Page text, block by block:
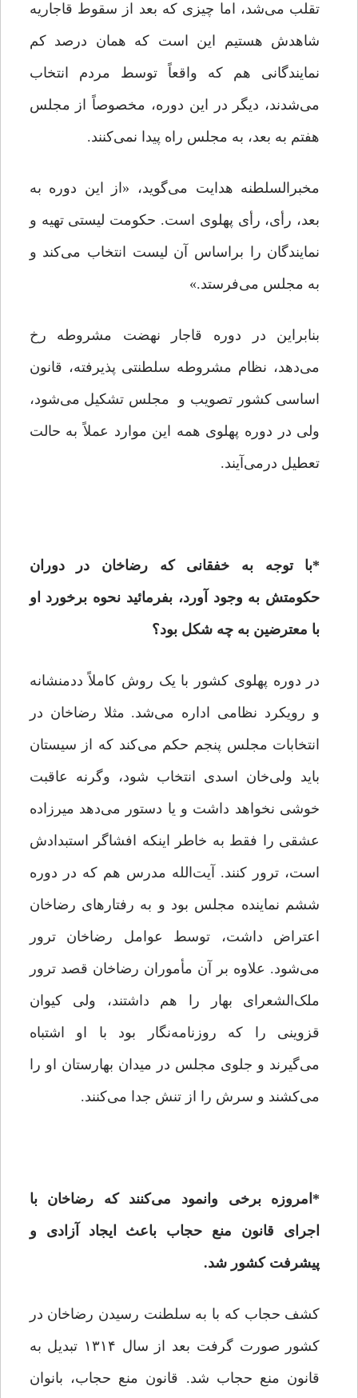
تقلب می‌شد، اما چیزی که بعد از سقوط قاجاریه
شاهدش هستیم این است که همان درصد کم
نمایندگانی هم که واقعاً توسط مردم انتخاب
می‌شدند، دیگر در این دوره، مخصوصاً از مجلس
هفتم به بعد، به مجلس راه پیدا نمی‌کنند.
مخبرالسلطنه هدایت می‌گوید، «از این دوره به
بعد، رأی، رأی پهلوی است. حکومت لیستی تهیه و
نمایندگان را براساس آن لیست انتخاب می‌کند و
به مجلس می‌فرستد.»
بنابراین در دوره قاجار نهضت مشروطه رخ
می‌دهد، نظام مشروطه سلطنتی پذیرفته، قانون
اساسی کشور تصویب و مجلس تشکیل می‌شود،
ولی در دوره پهلوی همه این موارد عملاً به حالت
تعطیل درمی‌آیند.
*با توجه به خفقانی که رضاخان در دوران
حکومتش به وجود آورد، بفرمائید نحوه برخورد او
با معترضین به چه شکل بود؟
در دوره پهلوی کشور با یک روش کاملاً ددمنشانه
و رویکرد نظامی اداره می‌شد. مثلا رضاخان در
انتخابات مجلس پنجم حکم می‌کند که از سیستان
باید ولی‌خان اسدی انتخاب شود، وگرنه عاقبت
خوشی نخواهد داشت و یا دستور می‌دهد میرزاده
عشقی را فقط به خاطر اینکه افشاگر استبدادش
است، ترور کنند. آیت‌الله مدرس هم که در دوره
ششم نماینده مجلس بود و به رفتارهای رضاخان
اعتراض داشت، توسط عوامل رضاخان ترور
می‌شود. علاوه بر آن مأموران رضاخان قصد ترور
ملک‌الشعرای بهار را هم داشتند، ولی کیوان
قزوینی را که روزنامه‌نگار بود با او اشتباه
می‌گیرند و جلوی مجلس در میدان بهارستان او را
می‌کشند و سرش را از تنش جدا می‌کنند.
* امروزه برخی وانمود می‌کنند که رضاخان با
اجرای قانون منع حجاب باعث ایجاد آزادی و
پیشرفت کشور شد.
کشف حجاب که با به سلطنت رسیدن رضاخان در
کشور صورت گرفت بعد از سال ۱۳۱۴ تبدیل به
قانون منع حجاب شد. قانون منع حجاب، بانوان